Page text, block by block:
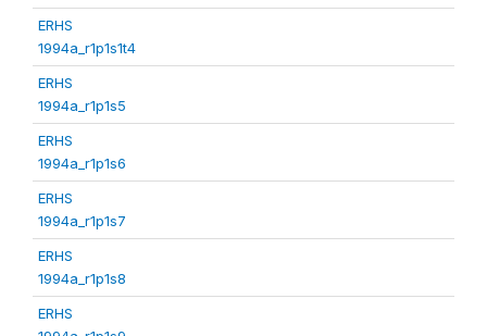
ERHS
1994a_r1p1s1t4
ERHS
1994a_r1p1s5
ERHS
1994a_r1p1s6
ERHS
1994a_r1p1s7
ERHS
1994a_r1p1s8
ERHS